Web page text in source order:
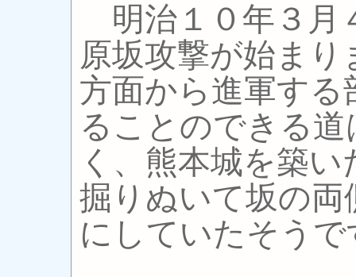
明治１０年３月
原坂攻撃が始ま
方面から進軍す
ることのできる
く、熊本城を築
掘りぬいて坂の
にしていたそうで